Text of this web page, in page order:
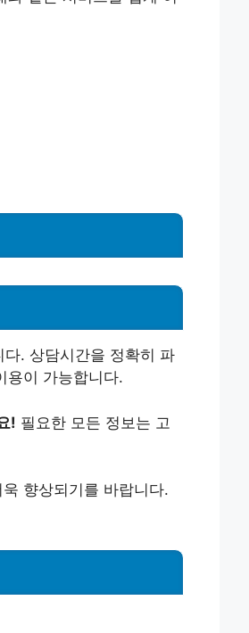
. 상담시간을 정확히 파
용이 가능합니다.
! 필요한 모든 정보는 고
향상되기를 바랍니다.